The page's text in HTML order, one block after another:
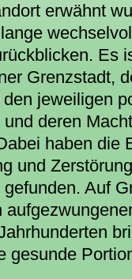
erwähnt
Es
Grenzstadt,
jeweiligen
deren
haben die
und
Auf
gesunde